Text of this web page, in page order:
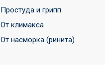
Простуда и грипп
От климакса
От насморка (ринита)